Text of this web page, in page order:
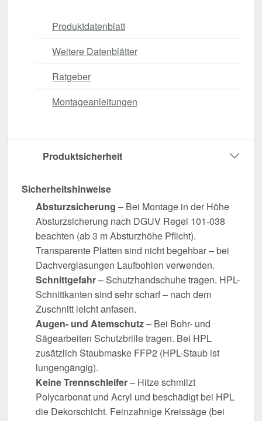
Produktdatenblatt
Weitere Datenblätter
Ratgeber
Montageanleitungen
Produktsicherheit
Sicherheitshinweise
Absturzsicherung – Bei Montage in der Höhe
Absturzsicherung nach DGUV Regel 101-038
beachten (ab 3 m Absturzhöhe Pflicht).
Transparente Platten sind nicht begehbar – bei
Dachverglasungen Laufbohlen verwenden.
Schnittgefahr– Schutzhandschuhe tragen. HPL-
Schnittkanten sind sehr scharf – nach dem
Zuschnitt leicht anfasen.
Augen- und Atemschutz– Bei Bohr- und
Sägearbeiten Schutzbrille tragen. Bei HPL
zusätzlich Staubmaske FFP2 (HPL-Staub ist
lungengängig).
Keine Trennschleifer– Hitze schmilzt
Polycarbonat und Acryl und beschädigt bei HPL
die Dekorschicht. Feinzahnige Kreissäge (bei